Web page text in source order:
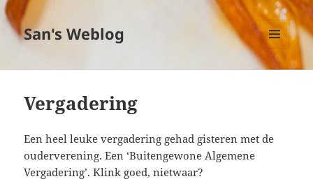
San's Weblog
MENU
EN
Vergadering
Een heel leuke vergadering gehad gisteren met de
ouderverening. Een ‘Buitengewone Algemene
Vergadering’. Klink goed, nietwaar?